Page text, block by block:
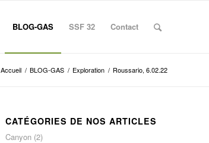
BLOG-GAS SSF 32 Contact
Accueil / BLOG-GAS / Exploration / Roussario, 6.02.22
CATÉGORIES DE NOS ARTICLES
Canyon (2)